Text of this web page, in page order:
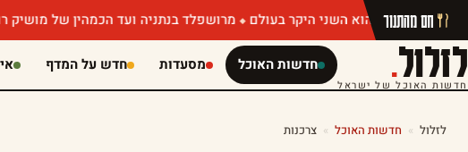
מרושפלד בנתניה ועד הכמהין של מושיק רוט: חם מהתנור
לזלול.
חדשות האוכל של ישראל
חדשות האוכל מסעדות חדש על המדף
לזלול » חדשות האוכל » צרכנות